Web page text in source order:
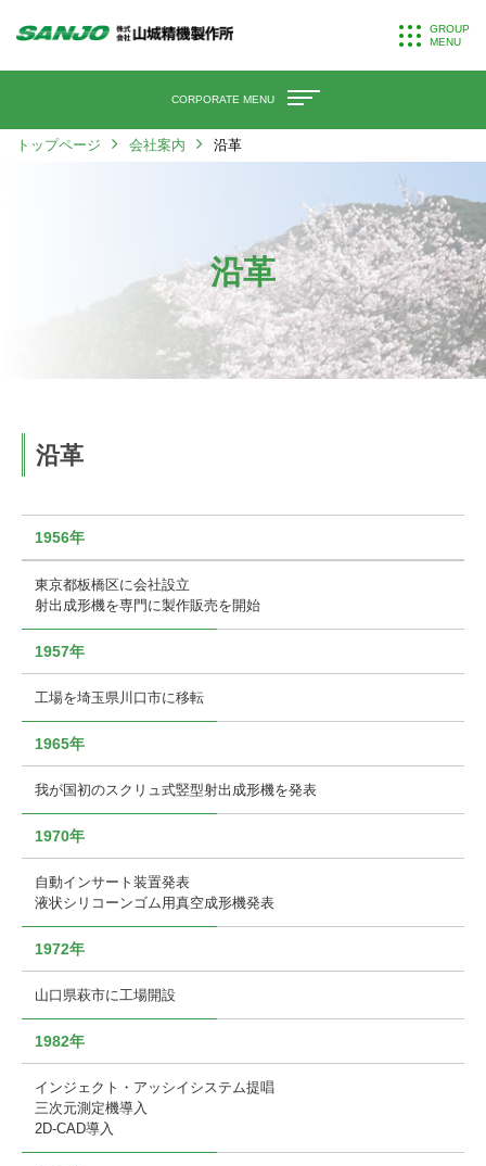
GROUP
MENU
CORPORATE MENU
トップページ 会社案内 沿革
沿革
沿革
1956年
東京都板橋区に会社設立
射出成形機を専門に製作販売を開始
1957年
工場を埼玉県川口市に移転
1965年
我が国初のスクリュ式竪型射出成形機を発表
1970年
自動インサート装置発表
液状シリコーンゴム用真空成形機発表
1972年
山口県萩市に工場開設
1982年
インジェクト・アッシイシステム提唱
三次元測定機導入
2D-CAD導入